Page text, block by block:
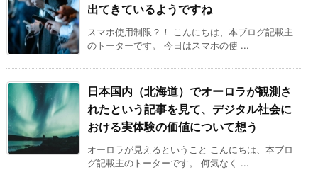
出てきているようですね
スマホ使用制限？！ こんにちは、本ブログ記載主
のトーターです。 今日はスマホの使 ...
日本国内（北海道）でオーロラが観測さ
れたという記事を見て、デジタル社会に
おける実体験の価値について想う
オーロラが見えるということ こんにちは、本ブロ
グ記載主のトーターです。 何気なく ...